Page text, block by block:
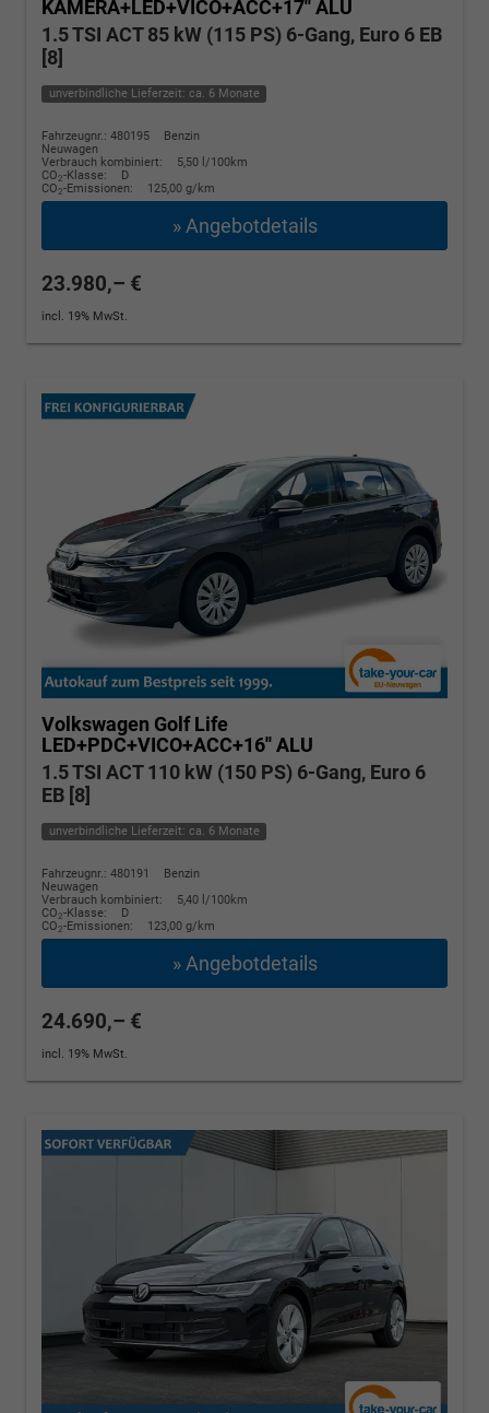
KAMERA+LED+VICO+ACC+17'' ALU
1.5 TSI ACT 85 kW (115 PS) 6-Gang, Euro 6 EB
[8]
unverbindliche Lieferzeit: ca. 6 Monate
Fahrzeugnr.: 480195
Benzin
Neuwagen
Verbrauch kombiniert:
5,50 l/100km
CO2-Klasse:
D
CO2-Emissionen: 125,00 g/km
» Angebotdetails
23.980,– €
incl. 19% MwSt.
Volkswagen Golf Life
LED+PDC+VICO+ACC+16'' ALU
1.5 TSI ACT 110 kW (150 PS) 6-Gang, Euro 6
EB [8]
unverbindliche Lieferzeit: ca. 6 Monate
Fahrzeugnr.: 480191
Benzin
Neuwagen
Verbrauch kombiniert:
5,40 l/100km
CO2-Klasse:
D
CO2-Emissionen: 123,00 g/km
» Angebotdetails
24.690,– €
incl. 19% MwSt.